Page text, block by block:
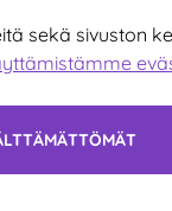
sekä sivuston